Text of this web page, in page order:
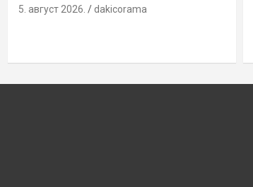
5. август 2026. dakicorama